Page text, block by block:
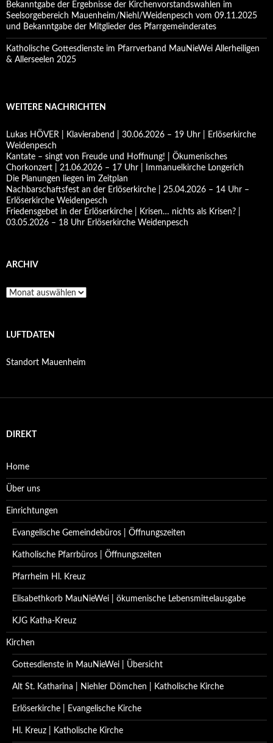
Bekanntgabe der Ergebnisse der Kirchenvorstandswahlen im
Seelsorgebereich Mauenheim/Niehl/Weidenpesch vom 09.11.2025
und Bekanntgabe der Mitglieder des Pfarrgemeinderates
Katholische Gottesdienste im Pfarrverband MauNieWei Allerheiligen
& Allerseelen 2025
WEITERE NACHRICHTEN
Lukas HÖVER | Klavierabend | 30.06.2026 – 19 Uhr | Erlöserkirche
Weidenpesch
Kantate – singt von Freude und Hoffnung! | Ökumenisches
Chorkonzert | 21.06.2026 – 17 Uhr | Immanuelkirche Longerich
Die Planungen liegen im Zeitplan
Nachbarschaftsfest an der Erlöserkirche | 25.04.2026 – 14 Uhr –
Erlöserkirche Weidenpesch
Friedensgebet in der Erlöserkirche | Krisen… nichts als Krisen? |
03.05.2026 – 18 Uhr Erlöserkirche Weidenpesch
ARCHIV
Archiv
LUFTDATEN
Standort Mauenheim
DIREKT
Home
Über uns
Einrichtungen
Evangelische Gemeindebüros | Öffnungszeiten
Katholische Pfarrbüros | Öffnungszeiten
Pfarrheim Hl. Kreuz
Elisabethkorb MauNieWei | ökumenische Lebensmittelausgabe
KJG Katha-Kreuz
Kirchen
Gottesdienste in MauNieWei | Übersicht
Alt St. Katharina | Niehler Dömchen | Katholische Kirche
Erlöserkirche | Evangelische Kirche
Hl. Kreuz | Katholische Kirche